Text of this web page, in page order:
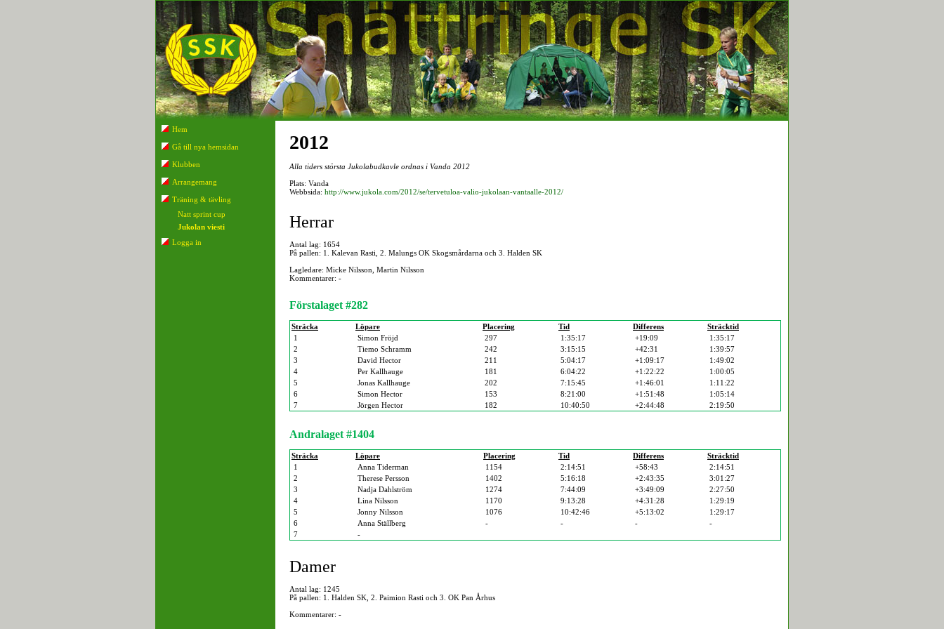
Hem
Gå till nya hemsidan
Klubben
Arrangemang
Träning & tävling
Natt sprint cup
Jukolan viesti
Logga in
2012
Alla tiders största Jukolabudkavle ordnas i Vanda 2012
Plats: Vanda
Webbsida: http://www.jukola.com/2012/se/tervetuloa-valio-jukolaan-vantaalle-2012/
Herrar
Antal lag: 1654
På pallen: 1. Kalevan Rasti, 2. Malungs OK Skogsmårdarna och 3. Halden SK
Lagledare: Micke Nilsson, Martin Nilsson
Kommentarer: -
Förstalaget #282
Sträcka Löpare Placering Tid Differens
Sträcktid
1
Simon Fröjd 297 1:35:17 +19:09
1:35:17
2
Tiemo Schramm 242 3:15:15 +42:31
1:39:57
3
David Hector 211 5:04:17 +1:09:17
1:49:02
4
Per Kallhauge 181 6:04:22 +1:22:22
1:00:05
5
Jonas Kallhauge 202 7:15:45 +1:46:01
1:11:22
6
Simon Hector 153 8:21:00 +1:51:48
1:05:14
7
Jörgen Hector 182 10:40:50 +2:44:48 2:19:50
Andralaget #1404
Sträcka Löpare Placering Tid Differens
Sträcktid
1
Anna Tiderman 1154 2:14:51 +58:43
2:14:51
2
Therese Persson 1402 5:16:18 +2:43:35
3:01:27
3
Nadja Dahlström 1274 7:44:09 +3:49:09
2:27:50
4
Lina Nilsson 1170 9:13:28 +4:31:28
1:29:19
5
Jonny Nilsson 1076 10:42:46 +5:13:02
1:29:17
6
Anna Ställberg - - -
-
7
-
Damer
Antal lag: 1245
På pallen: 1. Halden SK, 2. Paimion Rasti och 3. OK Pan Århus
Kommentarer: -